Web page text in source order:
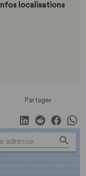
Infos localisations
Partager